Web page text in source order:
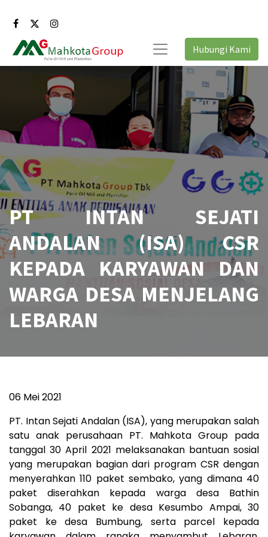
Hubungi Kami
PT INTAN SEJATI
ANDALAN (ISA) CSR
KEPADA KARYAWAN DAN
WARGA DESA MENJELANG
LEBARAN
06 Mei 2021
PT. Intan Sejati Andalan (ISA), yang merupakan salah
satu anak perusahaan PT. Mahkota Group pada
tanggal 30 April 2021 melaksanakan bantuan sosial
yang merupakan bagian dari program CSR dengan
menyerahkan 110 paket sembako, yang dimana 40
paket diserahkan kepada warga desa Bathin
Sobanga, 40 paket ke desa Kesumbo Ampai, 30
paket ke desa Bumbung, serta parcel kepada